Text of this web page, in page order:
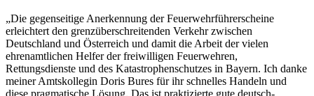
„Die gegenseitige Anerkennung der Feuerwehrführerscheine
erleichtert den grenzüberschreitenden Verkehr zwischen
Deutschland und Österreich und damit die Arbeit der vielen
ehrenamtlichen Helfer der freiwilligen Feuerwehren,
Rettungsdienste und des Katastrophenschutzes in Bayern. Ich danke
meiner Amtskollegin Doris Bures für ihr schnelles Handeln und
diese pragmatische Lösung. Das ist praktizierte gute deutsch-